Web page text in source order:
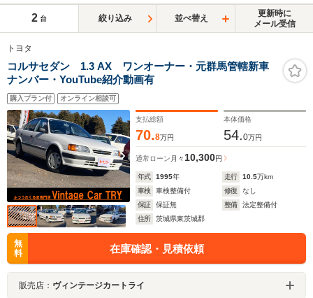
2 台 絞り込み 並べ替え
更新時に
メール受信
トヨタ
コルサセダン 1.3 AX ワンオーナー・元群馬管轄新車
ナンバー・YouTube紹介動画有
購入プラン付 オンライン相談可
支払総額
70.8万円
本体価格
54.0万円
通常ローン 月々10,300円
年式 1995年 走行 10.5万km
車検
車検整備付 修復
なし
保証
保証無 整備
法定整備付
住所
茨城県東茨城郡
無
料
在庫確認・見積依頼
販売店： ヴィンテージカートライ